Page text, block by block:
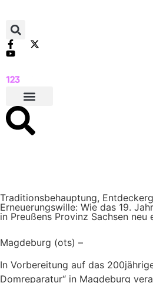
Traditionsbehauptung,
Erneuerungswille: Wie das 19.
in Preußens Provinz Sachsen neu
Magdeburg (ots) –
In Vorbereitung auf das
Domreparatur“ in Magdeburg